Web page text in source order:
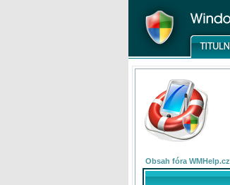
Obsah fóra WMHelp.cz